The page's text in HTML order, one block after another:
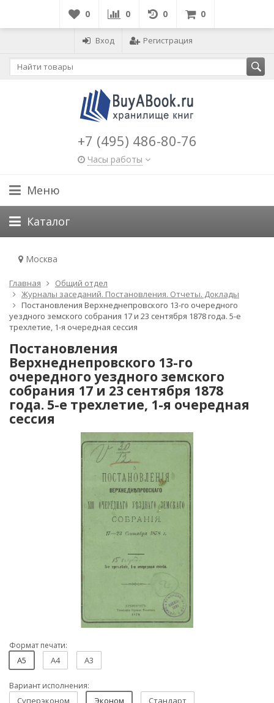
0 0 0 0
Вход Регистрация
+7 (495) 486-80-76
Часы работы
Меню
Каталог
Москва
Главная
Общий отдел
Журналы заседаний. Постановления. Отчеты. Доклады
Постановления Верхнеднепровского 13-го очередного
уездного земского собрания 17 и 23 сентября 1878 года. 5-е
трехлетие, 1-я очередная сессия
Постановления
Верхнеднепровского 13-го
очередного уездного земского
собрания 17 и 23 сентября 1878
года. 5-е трехлетие, 1-я очередная
сессия
Формат печати:
A5 A4 A3
Вариант исполнения:
Суперэконом Эконом Стандарт